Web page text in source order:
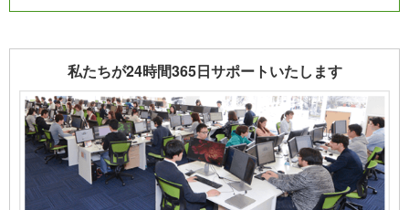
私たちが24時間365日サポートいたします